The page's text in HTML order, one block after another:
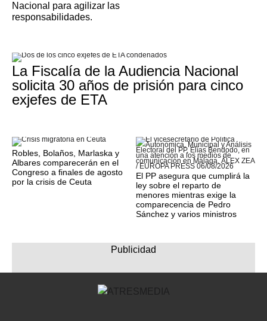
Nacional para agilizar las
responsabilidades.
La Fiscalía de la Audiencia Nacional
solicita 30 años de prisión para cinco
exjefes de ETA
Robles, Bolaños, Marlaska y
Albares comparecerán en el
Congreso a finales de agosto
por la crisis de Ceuta
El PP asegura que cumplirá la
ley sobre el reparto de
menores mientras exige la
comparecencia de Pedro
Sánchez y varios ministros